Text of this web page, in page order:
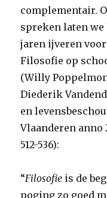
complementair.
spreken laten
jaren ijveren
Filosofie op
(Willy
Diederik
en
Vlaanderen anno
512-536):
“Filosofie is de
poging zo goed